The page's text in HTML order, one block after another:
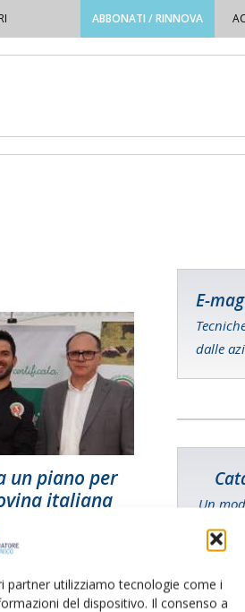
partner utilizziamo tecnologie come i
del dispositivo. Il consenso a
ABBONATI / RINNOVA
un piano per
italiana
E-
dalle
Un